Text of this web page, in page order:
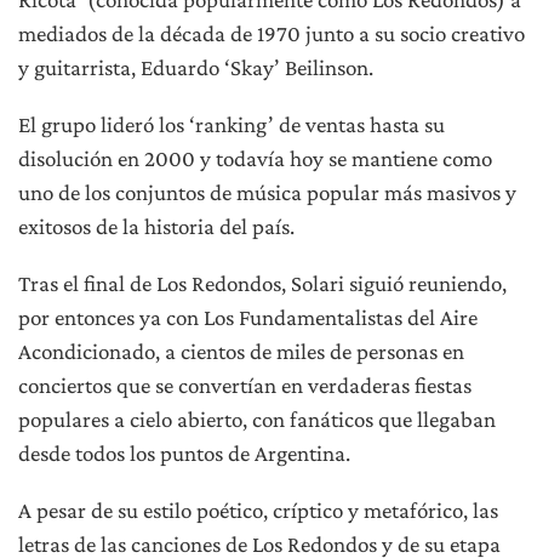
mediados de la década de 1970 junto a su socio creativo
y guitarrista, Eduardo ‘Skay’ Beilinson.
El grupo lideró los ‘ranking’ de ventas hasta su
disolución en 2000 y todavía hoy se mantiene como
uno de los conjuntos de música popular más masivos y
exitosos de la historia del país.
Tras el final de Los Redondos, Solari siguió reuniendo,
por entonces ya con Los Fundamentalistas del Aire
Acondicionado, a cientos de miles de personas en
conciertos que se convertían en verdaderas fiestas
populares a cielo abierto, con fanáticos que llegaban
desde todos los puntos de Argentina.
A pesar de su estilo poético, críptico y metafórico, las
letras de las canciones de Los Redondos y de su etapa